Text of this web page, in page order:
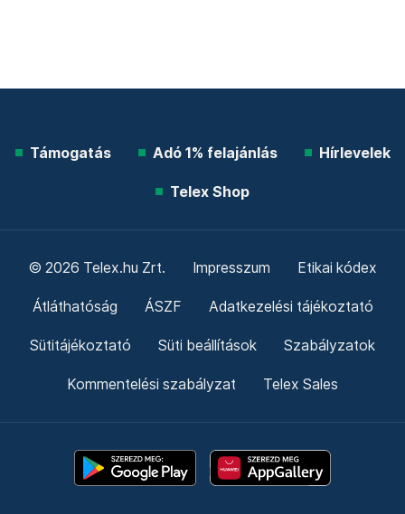
Támogatás Adó 1% felajánlás Hírlevelek
Telex Shop
© 2026 Telex.hu Zrt. Impresszum Etikai kódex
Átláthatóság ÁSZF Adatkezelési tájékoztató
Sütitájékoztató Süti beállítások Szabályzatok
Kommentelési szabályzat Telex Sales